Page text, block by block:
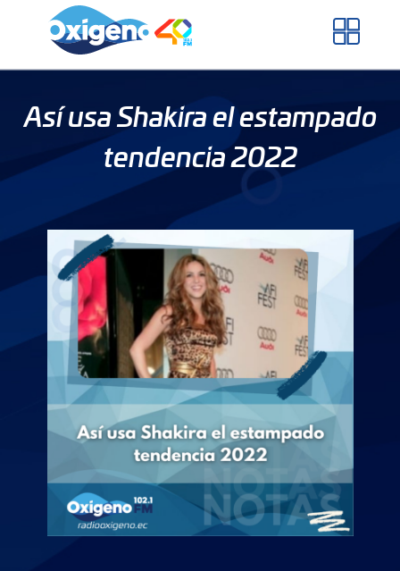
Así usa Shakira el estampado
tendencia 2022